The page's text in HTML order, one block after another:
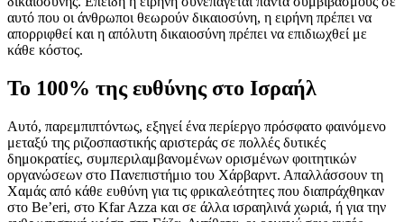
αυτό που οι άνθρωποι θεωρούν δικαιοσύνη, η ειρήνη πρέπει να
απορριφθεί και η απόλυτη δικαιοσύνη πρέπει να επιδιωχθεί με
κάθε κόστος.
Το 100% της ευθύνης στο Ισραήλ
Αυτό, παρεμπιπτόντως, εξηγεί ένα περίεργο πρόσφατο φαινόμενο
μεταξύ της ριζοσπαστικής αριστεράς σε πολλές δυτικές
δημοκρατίες, συμπεριλαμβανομένων ορισμένων φοιτητικών
οργανώσεων στο Πανεπιστήμιο του Χάρβαρντ. Απαλλάσσουν τη
Χαμάς από κάθε ευθύνη για τις φρικαλεότητες που διαπράχθηκαν
στο Be’eri, στο Kfar Azza και σε άλλα ισραηλινά χωριά, ή για την